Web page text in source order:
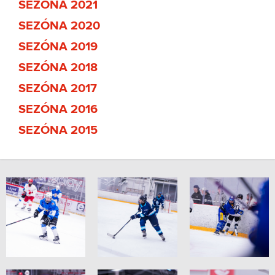
SEZÓNA 2021
SEZÓNA 2020
SEZÓNA 2019
SEZÓNA 2018
SEZÓNA 2017
SEZÓNA 2016
SEZÓNA 2015